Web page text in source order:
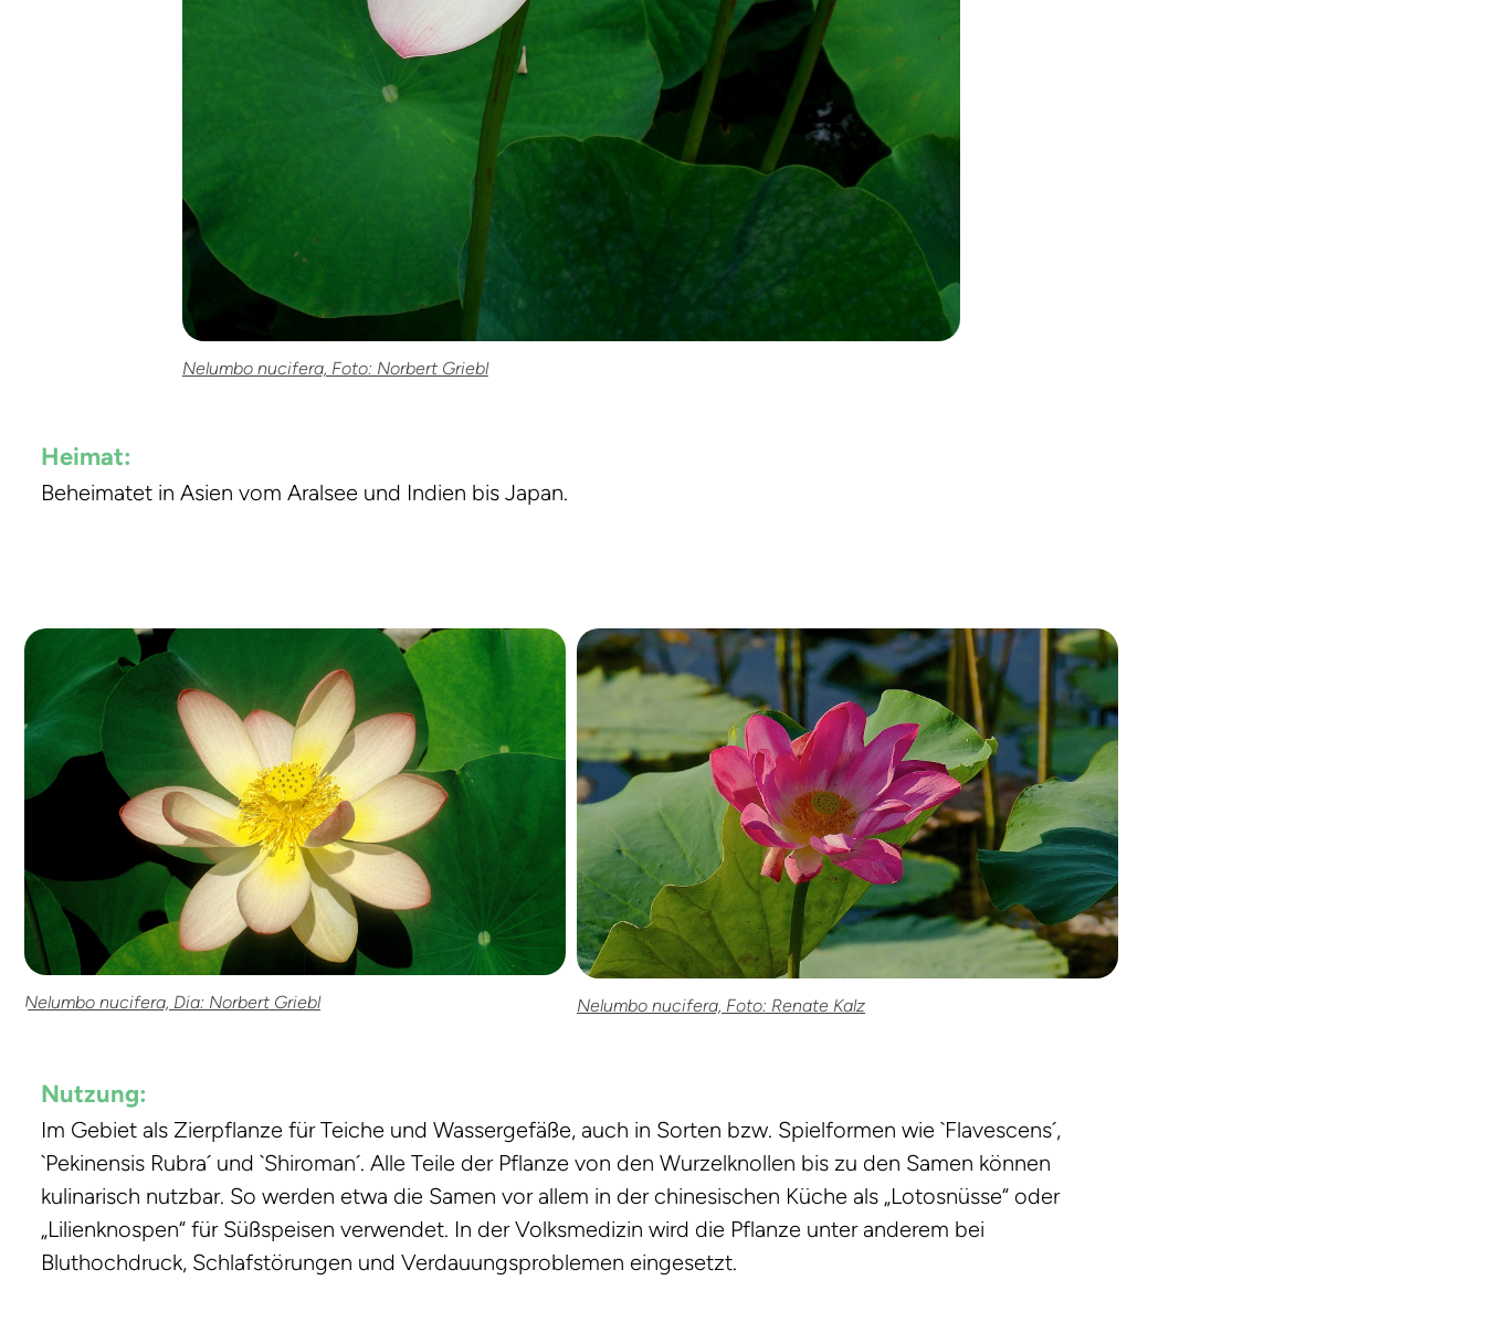
Nelumbo nucifera, Foto: Norbert Griebl
Heimat:
Beheimatet in Asien vom Aralsee und Indien bis Japan.
Nelumbo nucifera, Dia: Norbert Griebl Nelumbo nucifera, Foto: Renate Kalz
Nutzung:
Im Gebiet als Zierpflanze für Teiche und Wassergefäße, auch in Sorten bzw. Spielformen wie `Flavescens´,
`Pekinensis Rubra´ und `Shiroman´. Alle Teile der Pflanze von den Wurzelknollen bis zu den Samen können
kulinarisch nutzbar. So werden etwa die Samen vor allem in der chinesischen Küche als „Lotosnüsse“ oder
„Lilienknospen“ für Süßspeisen verwendet. In der Volksmedizin wird die Pflanze unter anderem bei
Bluthochdruck, Schlafstörungen und Verdauungsproblemen eingesetzt.